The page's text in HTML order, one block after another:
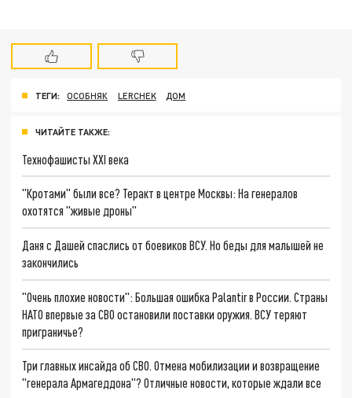
ТЕГИ: ОСОБНЯК LERCHEK ДОМ
ЧИТАЙТЕ ТАКЖЕ:
Технофашисты XXI века
"Кротами" были все? Теракт в центре Москвы: На генералов
охотятся "живые дроны"
Даня с Дашей спаслись от боевиков ВСУ. Но беды для малышей не
закончились
"Очень плохие новости": Большая ошибка Palantir в России. Страны
НАТО впервые за СВО остановили поставки оружия. ВСУ теряют
приграничье?
Три главных инсайда об СВО. Отмена мобилизации и возвращение
"генерала Армагеддона"? Отличные новости, которые ждали все